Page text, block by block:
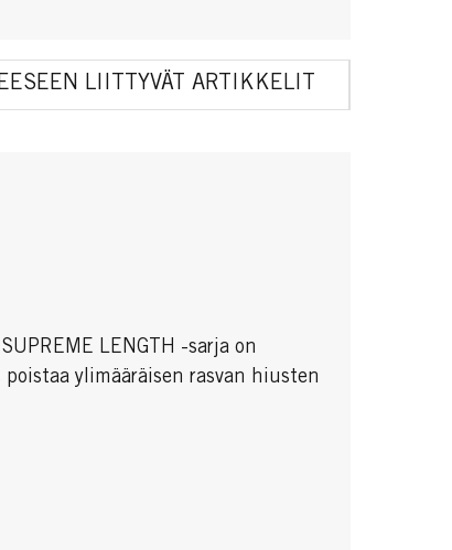
LIITTYVÄT ARTIKKELIT
LENGTH -sarja on
ylimääräisen rasvan hiusten